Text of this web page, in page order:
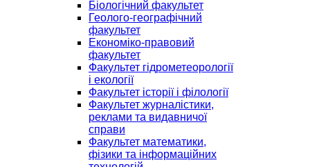
Біологічний факультет
Геолого-географічний
факультет
Економіко-правовий
факультет
Факультет гідрометеорології
і екології
Факультет історії і філології
Факультет журналістики,
реклами та видавничої
справи
Факультет математики,
фізики та інформаційних